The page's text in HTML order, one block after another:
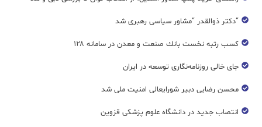
“دکتر ذوالقدر “مشاور سیاسی رهبری شد
كسب رتبه نخست بانك صنعت و معدن در سامانه ۱۲۸
جای خالی روزنامه‌نگاری توسعه در ایران
محسن رضایی دبیر شورایعالی امنیت ملی شد
انتصاب جدید در دانشگاه علوم پزشکی قزوین